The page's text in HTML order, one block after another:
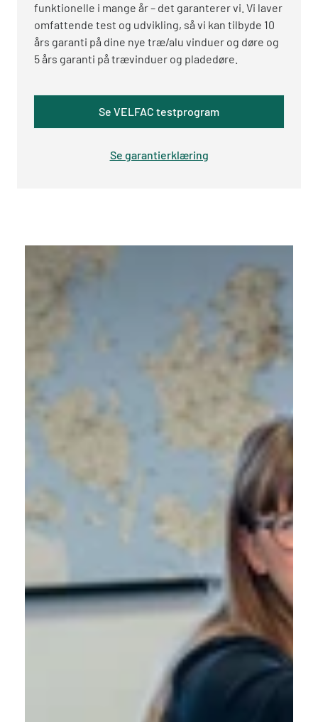
funktionelle i mange år – det garanterer vi. Vi laver
omfattende test og udvikling, så vi kan tilbyde 10
års garanti på dine nye træ/alu vinduer og døre og
5 års garanti på trævinduer og pladedøre.
Se VELFAC testprogram
Se garantierklæring